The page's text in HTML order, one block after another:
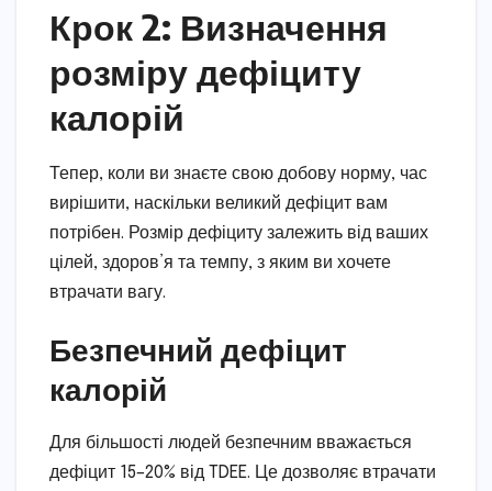
Крок 2: Визначення
розміру дефіциту
калорій
Тепер, коли ви знаєте свою добову норму, час
вирішити, наскільки великий дефіцит вам
потрібен. Розмір дефіциту залежить від ваших
цілей, здоров’я та темпу, з яким ви хочете
втрачати вагу.
Безпечний дефіцит
калорій
Для більшості людей безпечним вважається
дефіцит 15–20% від TDEE. Це дозволяє втрачати